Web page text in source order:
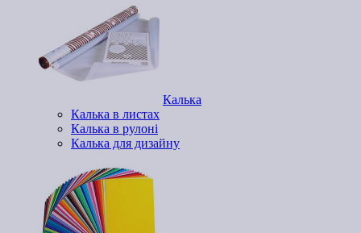
Калька
Калька в листах
Калька в рулоні
Калька для дизайну